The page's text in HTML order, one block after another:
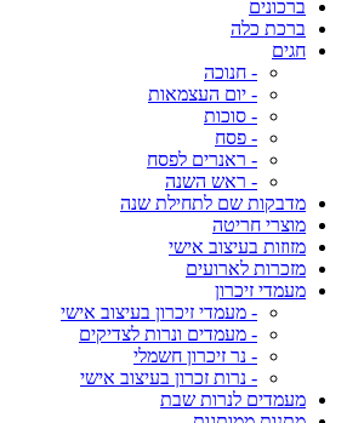
ברכונים
ברכת כלה
חגים
- חנוכה
- יום העצמאות
- סוכות
- פסח
- ראנרים לפסח
- ראש השנה
מדבקות שם לתחילת שנה
מוצרי חריטה
מזוזות בעיצוב אישי
מזכרות לארועים
מעמדי זיכרון
- מעמדי זיכרון בעיצוב אישי
- מעמדים ונרות לצדיקים
- נר זיכרון חשמלי
- נרות זכרון בעיצוב אישי
מעמדים לנרות שבת